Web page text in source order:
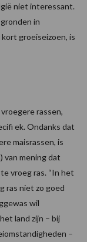
niet interessant.
in
groeiseizoen, is
rassen,
ek. Ondanks dat
maisrassen, is
van mening dat
vroeg ras. “In het
ras niet zo goed
wil
land zijn – bij
–